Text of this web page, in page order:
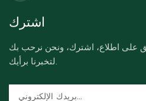
اشترك
على اطلاع، اشترك، ونحن نرحب بك
لتخبرنا برأيك.